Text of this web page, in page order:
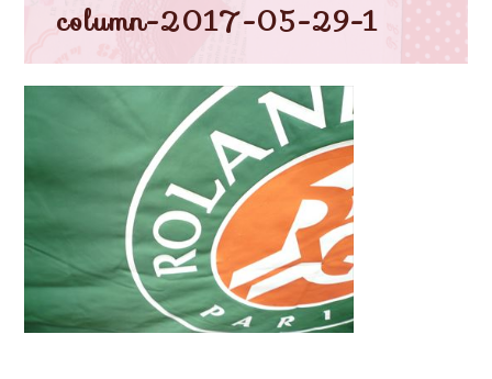
column-2017-05-29-1